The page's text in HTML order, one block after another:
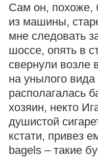
Сам он, похоже,
из машины,
мне следовать
шоссе, опять в
свернули возле
на унылого вида
располагалась
хозяин, некто
душистой
кстати, привез
bagels – такие